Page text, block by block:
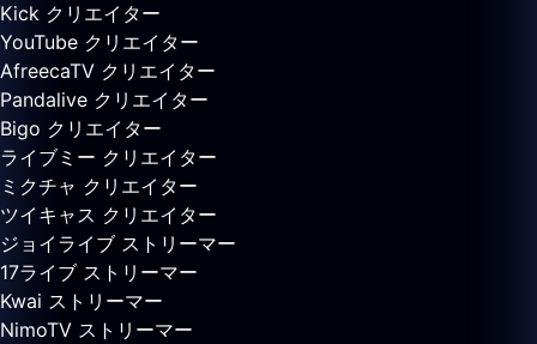
Kick クリエイター
YouTube クリエイター
AfreecaTV クリエイター
Pandalive クリエイター
Bigo クリエイター
ライブミー クリエイター
ミクチャ クリエイター
ツイキャス クリエイター
ジョイライブ ストリーマー
17ライブ ストリーマー
Kwai ストリーマー
NimoTV ストリーマー